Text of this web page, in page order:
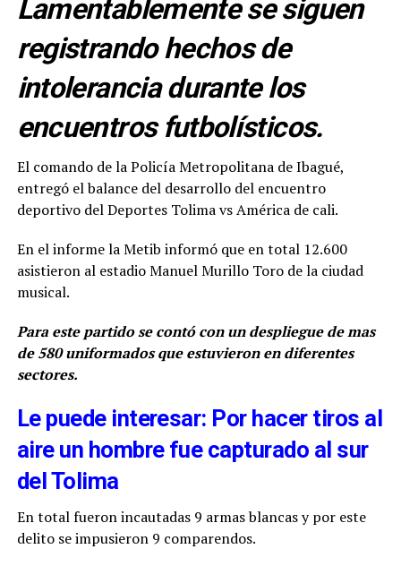
Lamentablemente se siguen
registrando hechos de
intolerancia durante los
encuentros futbolísticos.
El comando de la Policía Metropolitana de Ibagué,
entregó el balance del desarrollo del encuentro
deportivo del Deportes Tolima vs América de cali.
En el informe la Metib informó que en total 12.600
asistieron al estadio Manuel Murillo Toro de la ciudad
musical.
Para este partido se contó con un despliegue de mas
de 580 uniformados que estuvieron en diferentes
sectores.
Le puede interesar: Por hacer tiros al
aire un hombre fue capturado al sur
del Tolima
En total fueron incautadas 9 armas blancas y por este
delito se impusieron 9 comparendos.